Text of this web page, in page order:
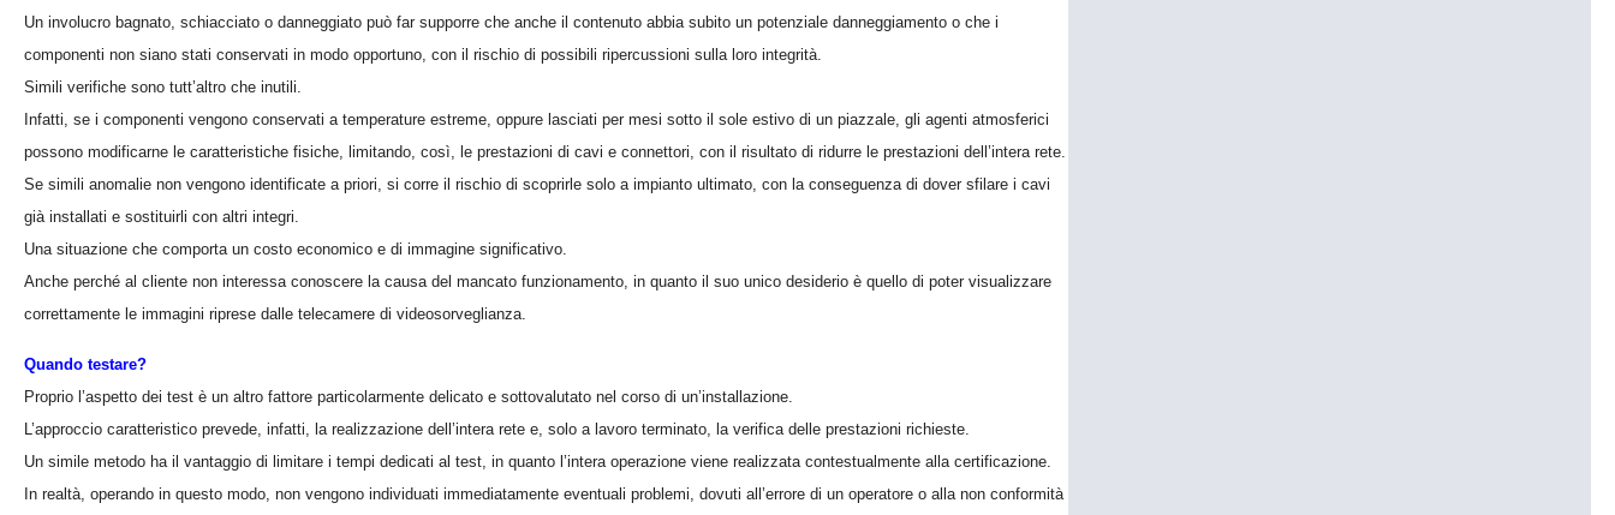
Un involucro bagnato, schiacciato o danneggiato può far supporre che anche il contenuto abbia subito un potenziale danneggiamento o che i
componenti non siano stati conservati in modo opportuno, con il rischio di possibili ripercussioni sulla loro integrità.
Simili verifiche sono tutt’altro che inutili.
Infatti, se i componenti vengono conservati a temperature estreme, oppure lasciati per mesi sotto il sole estivo di un piazzale, gli agenti atmosferici
possono modificarne le caratteristiche fisiche, limitando, così, le prestazioni di cavi e connettori, con il risultato di ridurre le prestazioni dell’intera rete.
Se simili anomalie non vengono identificate a priori, si corre il rischio di scoprirle solo a impianto ultimato, con la conseguenza di dover sfilare i cavi
già installati e sostituirli con altri integri.
Una situazione che comporta un costo economico e di immagine significativo.
Anche perché al cliente non interessa conoscere la causa del mancato funzionamento, in quanto il suo unico desiderio è quello di poter visualizzare
correttamente le immagini riprese dalle telecamere di videosorveglianza.
Quando testare?
Proprio l’aspetto dei test è un altro fattore particolarmente delicato e sottovalutato nel corso di un’installazione.
L’approccio caratteristico prevede, infatti, la realizzazione dell’intera rete e, solo a lavoro terminato, la verifica delle prestazioni richieste.
Un simile metodo ha il vantaggio di limitare i tempi dedicati al test, in quanto l’intera operazione viene realizzata contestualmente alla certificazione.
In realtà, operando in questo modo, non vengono individuati immediatamente eventuali problemi, dovuti all’errore di un operatore o alla non conformità